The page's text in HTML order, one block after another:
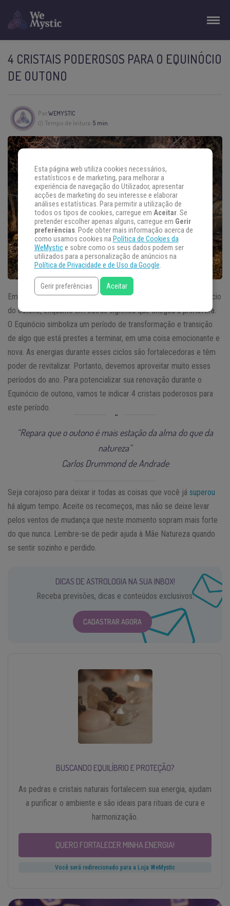
4 CRISTAIS PODEROSOS PARA O EQUINÓCIO
DE OUTONO
PorWEMYSTIC
Tempo de leitura: 5 min
Em algumas partes do mundo, oEquinócio de março
indica o início
do outono, enquanto em outras significa que chegou a primavera.
O Equinócio simboliza um período de transformação e transição
de algo que está prestes a terminar, em uma coisa emocionante e
nova. As energias durante esses ciclos são fortalecedoras e têm
poder de revitalizar. Portanto, devemos aproveitar muito esses
períodos do ano. Para potencializar sua renovação durante o
Equinócio de outono, vamos te indicar 4 cristais poderosos para
este período.
“Repara que o outono é mais estação da alma do que da
natureza”
Carlos Drummond de Andrade
Seja corajoso para deixar ir todas as coisas que você já superou
há algum tempo. Aceite os recomeços, mas não se deixe levar
pelos ventos de mudança que neste momento sopram mais forte
do que nunca. Lembre-se de pedir ajuda à Mãe Natureza quando
se sentir sozinho e perdido.
DICAS DE ASTROLOGIA NA SUA INBOX!
Receba previsões, dicas e conteúdos exclusivos.
CADASTRAR AGORA
BUSCANDO EQUILÍBRIO E PROTEÇÃO?
As pedras e cristais naturais fortalecem sua energia, ajudam
a purificar o ambiente e são ideais para rituais de cura e
harmonização.
QUERO FORTALECER MINHA ENERGIA!
Você será redirecionado para a Loja WeMystic
Esta página web utiliza cookies necessários,
estatísticos e de marketing, para melhorar a
experiência de navegação do Utilizador, apresentar
acções de marketing do seu interesse e elaborar
análises estatísticas. Para permitir a utilização de
todos os tipos de cookies, carregue em Aceitar. Se
pretender escolher apenas alguns, carregue em Gerir
preferências. Pode obter mais informação acerca de
como usamos cookies na Política de Cookies da
WeMystice sobre como os seus dados podem ser
utilizados para a personalização de anúncios na
Política de Privacidade e de Uso da Google.
Gerir preferências Aceitar